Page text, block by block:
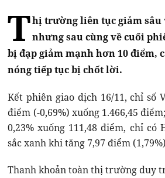
Thị trường liên tục giảm sâu
nhưng sau cùng về cuối
bị đạp giảm mạnh hơn 10 điểm,
nóng tiếp tục bị chốt lời.
Kết phiên giao dịch 16/11, chỉ số
điểm (-0,69%) xuống 1.466,45
0,23% xuống 111,48 điểm, chỉ có
sắc xanh khi tăng 7,97 điểm
Thanh khoản toàn thị trường duy